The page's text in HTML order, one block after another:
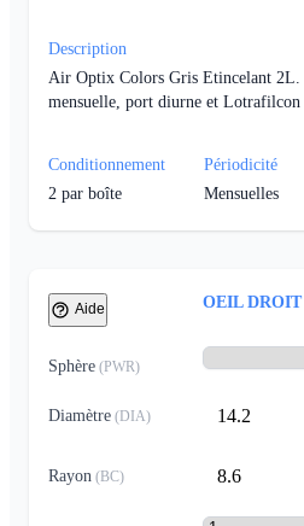
Description
Air Optix Colors Gris Etincelant 2L.
mensuelle, port diurne et
Conditionnement
2 par boîte
Périodicité
Mensuelles
Aide OEIL DROIT
Sphère (PWR)
Diamètre (DIA) 14.2
Rayon (BC) 8.6